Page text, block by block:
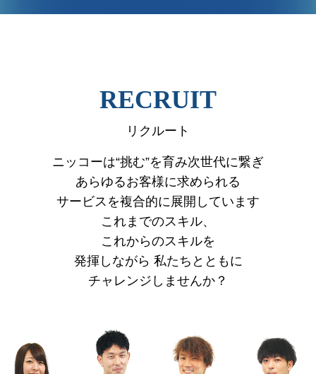
RECRUIT
リクルート
ニッコーは“挑む”を育み次世代に繋ぎ
あらゆるお客様に求められる
サービスを複合的に展開しています
これまでのスキル、
これからのスキルを
発揮しながら 私たちとともに
チャレンジしませんか？